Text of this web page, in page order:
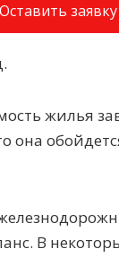
Оставить заявку
жилья
она
В